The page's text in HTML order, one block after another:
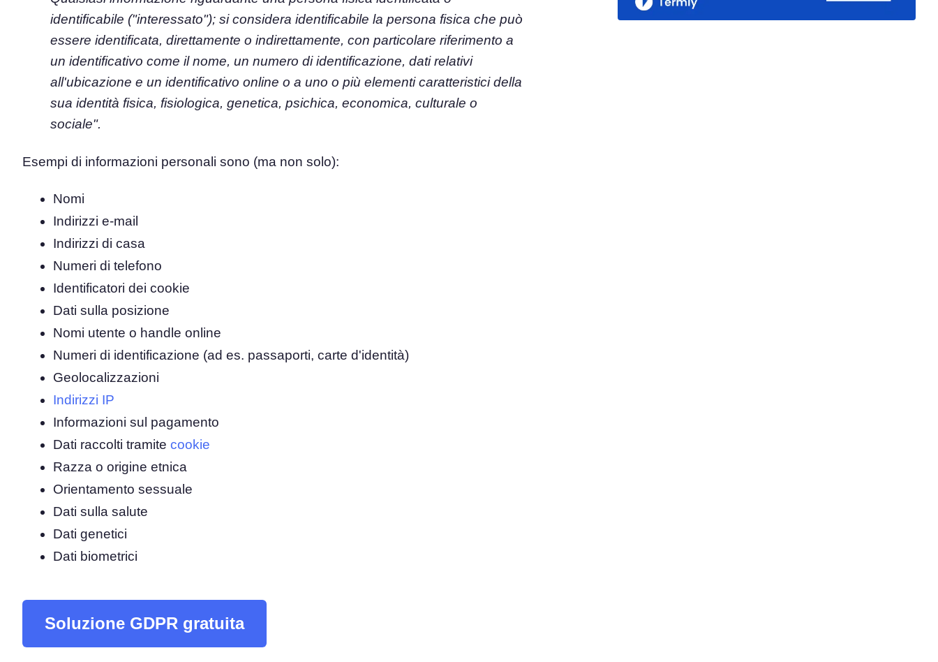
Piattaforma di Gestione del
Soluzione all-in-one per gestione del consenso
Consenso ai Cookie
cookie
Scanner dei Cookie
Scansiona e classifica i tuoi cookie
Generatore di banner per cookie
Crea un banner per i cookie conforme
identificabile ("interessato"); si considera identificabile la persona fisica che può
essere identificata, direttamente o indirettamente, con particolare riferimento a
un identificativo come il nome, un numero di identificazione, dati relativi
all'ubicazione e un identificativo online o a uno o più elementi caratteristici della
sua identità fisica, fisiologica, genetica, psichica, economica, culturale o
sociale".
Esempi di informazioni personali sono (ma non solo):
Nomi
Indirizzi e-mail
Indirizzi di casa
Numeri di telefono
Identificatori dei cookie
Dati sulla posizione
Nomi utente o handle online
Numeri di identificazione (ad es. passaporti, carte d'identità)
Geolocalizzazioni
Indirizzi IP
Informazioni sul pagamento
Dati raccolti tramite cookie
Razza o origine etnica
Orientamento sessuale
Dati sulla salute
Dati genetici
Dati biometrici
Soluzione GDPR gratuita